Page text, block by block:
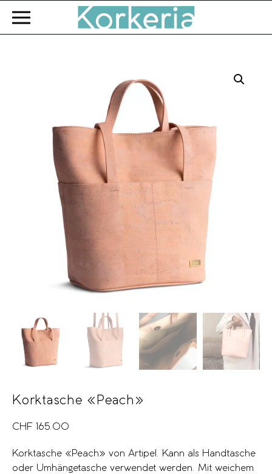
Zum Hauptinhalt springen
Korktasche «Peach»
CHF 165.00
Korktasche «Peach» von Artipel. Kann als Handtasche
oder Umhängetasche verwendet werden. Mit weichem